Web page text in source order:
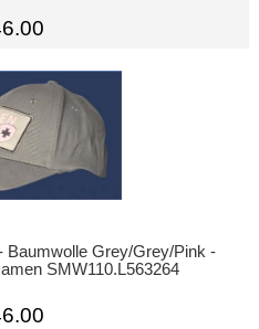
Baumwolle Grey/Grey/Pink -
SMW110.L563264